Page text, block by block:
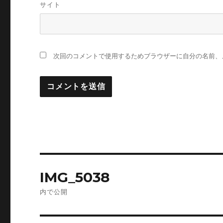
サイト
次回のコメントで使用するためブラウザーに自分の名前
稿
IMG_5038
内で公開